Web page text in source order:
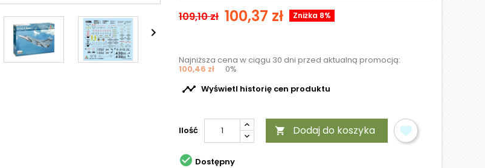

109,10 zł 100,37 zł Zniżka 8%
Najniższa cena w ciągu 30 dni przed aktualną promocją:
100,46 zł 0%
 Wyświetl historię cen produktu
Ilość  Dodaj do koszyka
 Dostępny